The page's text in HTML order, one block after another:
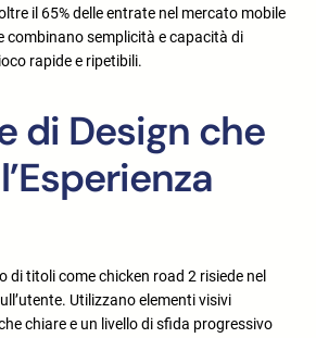
il 65%delle entrate nel mercato mobile
combinano semplicità e capacità di
rapide e ripetibili.
di Design che
di titoli come chicken road 2 risiede nel
Utilizzano elementi visivi
chiare e un livello di sfida progressivo